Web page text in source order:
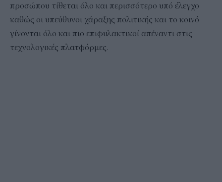
προσώπου τίθεται όλο και περισσότερο υπό έλεγχο
καθώς οι υπεύθυνοι χάραξης πολιτικής και το κοινό
γίνονται όλο και πιο επιφυλακτικοί απέναντι στις
τεχνολογικές πλατφόρμες.